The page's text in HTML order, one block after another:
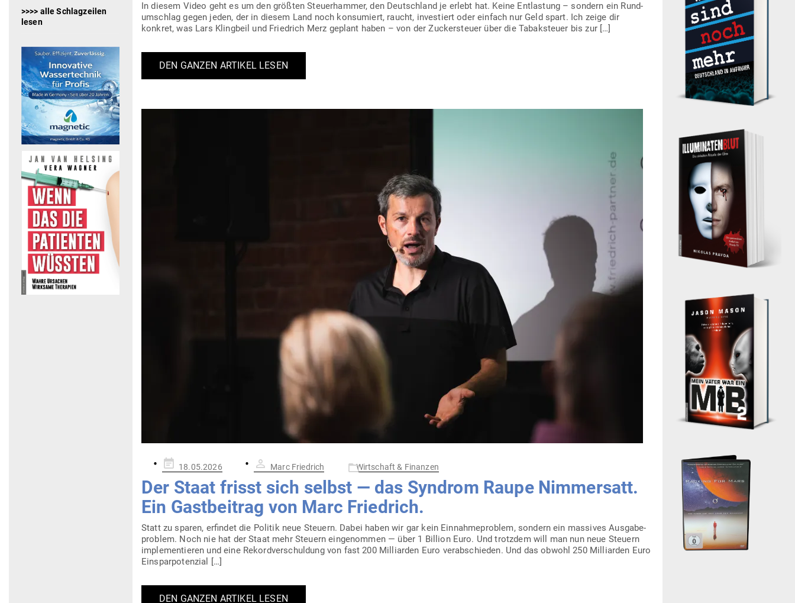
In diesem Video geht es um den größten Steu­er­hammer, den Deutschland je erlebt hat. Keine Ent­lastung – sondern ein Rund­
um­schlag gegen jeden, der in diesem Land noch kon­su­miert, raucht, inves­tiert oder einfach nur Geld spart. Ich zeige dir
konkret, was Lars Klingbeil und Friedrich Merz geplant haben – von der Zucker­steuer über die Tabak­steuer bis zur […]
DEN GANZEN ARTIKEL LESEN
Gepostet
am
18.05.2026 Marc Friedrich Wirtschaft & Finanzen
Der Staat frisst sich selbst — das Syndrom Raupe Nim­mersatt.
Ein Gast­beitrag von Marc Friedrich.
Statt zu sparen, erfindet die Politik neue Steuern. Dabei haben wir gar kein Ein­nah­me­problem, sondern ein mas­sives Aus­ga­be­
problem. Noch nie hat der Staat mehr Steuern ein­ge­nommen — über 1 Billion Euro. Und trotzdem will man nun neue Steuern
imple­men­tieren und eine Rekord­ver­schuldung von fast 200 Mil­li­arden Euro ver­ab­schieden. Und das obwohl 250 Mil­li­arden Euro
Einsparpotenzial […]
DEN GANZEN ARTIKEL LESEN
>>>> alle Schlagzeilen
lesen